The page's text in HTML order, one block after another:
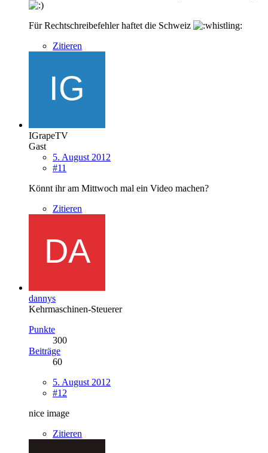
Für Rechtschreibefehler haftet die Schweiz
Zitieren
IGrapeTV
Gast
5. August 2012
#11
Könnt ihr am Mittwoch mal ein Video machen?
Zitieren
dannys
Kehrmaschinen-Steuerer
Punkte
300
Beiträge
60
5. August 2012
#12
nice image
Zitieren